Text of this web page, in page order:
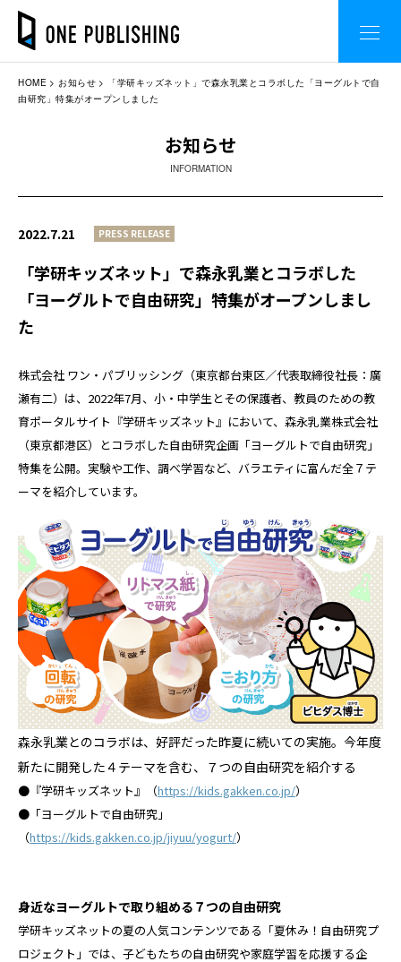
HOME お知らせ
「学研キッズネット」で森永乳業とコラボした「ヨーグルトで自
由研究」特集がオープンしました
お知らせ
INFORMATION
2022.7.21 PRESS RELEASE
「学研キッズネット」で森永乳業とコラボした
「ヨーグルトで自由研究」特集がオープンしまし
た
株式会社 ワン・パブリッシング（東京都台東区／代表取締役社長：廣
瀬有二）は、2022年7月、小・中学生とその保護者、教員のための教
育ポータルサイト『学研キッズネット』において、森永乳業株式会社
（東京都港区）とコラボした自由研究企画「ヨーグルトで自由研究」
特集を公開。実験や工作、調べ学習など、バラエティに富んだ全７テ
ーマを紹介しています。
森永乳業とのコラボは、好評だった昨夏に続いての実施。今年度
新たに開発した４テーマを含む、７つの自由研究を紹介する
●『学研キッズネット』（https://kids.gakken.co.jp/）
●「ヨーグルトで自由研究」
（https://kids.gakken.co.jp/jiyuu/yogurt/）
身近なヨーグルトで取り組める７つの自由研究
学研キッズネットの夏の人気コンテンツである「夏休み！自由研究プ
ロジェクト」では、子どもたちの自由研究や家庭学習を応援する企